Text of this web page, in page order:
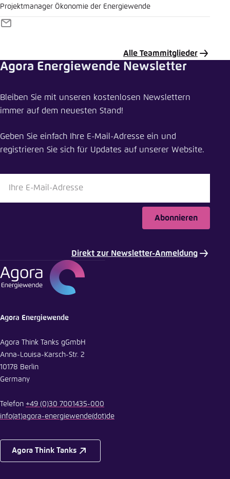
Projektmanager Ökonomie der Energiewende
E-
Alle Teammitglieder
Die Finanzierung der kommunalen
Wärmewende erleichtern
Schliessen
LinkedIn
Bluesky
Agora Energiewende Newsletter
Bleiben Sie mit unseren kostenlosen Newslettern
immer auf dem neuesten Stand!
Geben Sie einfach Ihre E-Mail-Adresse ein und
registrieren Sie sich für Updates auf unserer Website.
Abonnieren
Direkt zur Newsletter-Anmeldung
Agora Energiewende
Agora Think Tanks gGmbH
Anna-Louisa-Karsch-Str. 2
10178 Berlin
Germany
Telefon +49 (0)30 7001435-000
info(at)agora-energiewende(dot)de
Agora Think Tanks